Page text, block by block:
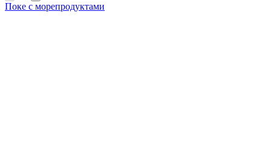
Поке с морепродуктами